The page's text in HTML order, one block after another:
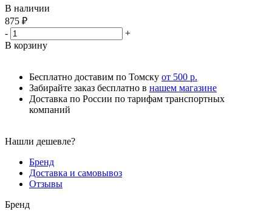
В наличии
875 ₽
-
+
В корзину
Бесплатно доставим по Томску от 500 р.
Забирайте заказ бесплатно в нашем магазине
Доставка по России по тарифам транспортных
компаний
Нашли дешевле?
Бренд
Доставка и самовывоз
Отзывы
Бренд